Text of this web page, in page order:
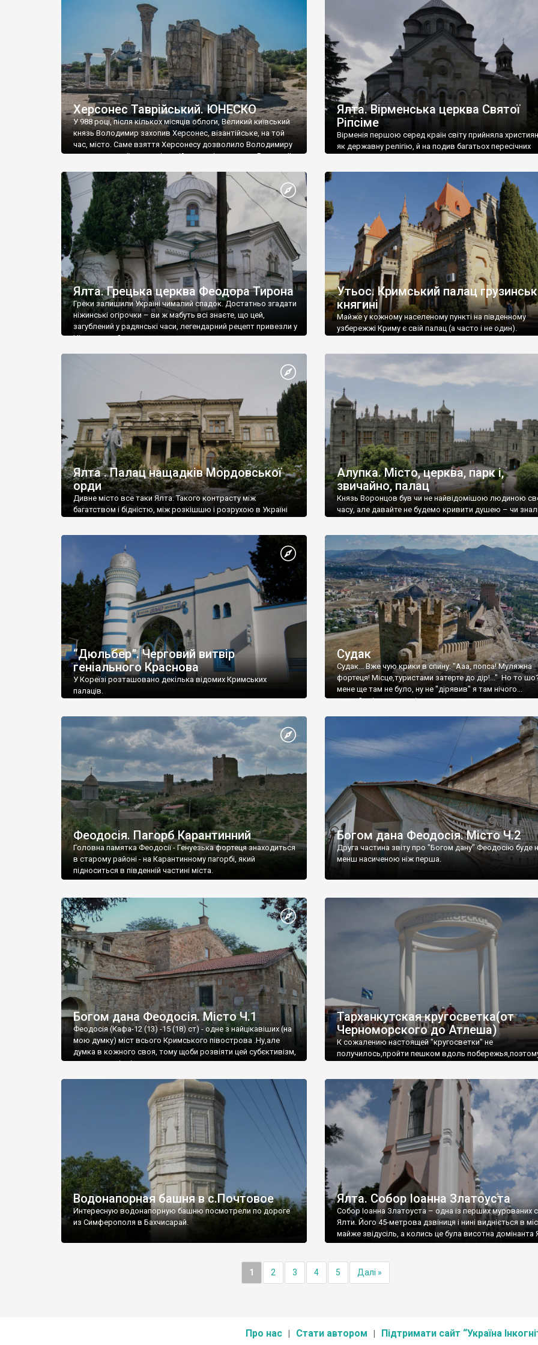
візантійської доби. Раритети викрадені з фондів об’єкту
культурної спадщини ЮНЕСКО «Херсонеса Таврійського».
Офіційно – на виставку «Золото Візантії», але експерти та
влада в Україні вважають це лише […]
називаються «повстяками» (postaki)…” “Вино. Крим
виробляє відмінне вино і його вдосталь: воно все
легке біле і дуже […]
Херсонес Таврійський. ЮНЕСКО
У 988 році, після кількох місяців облоги, Великий київський
князь Володимир захопив Херсонес, візантійське, на той
час, місто. Саме взяття Херсонесу дозволило Володимиру
диктувати свої умови візантійському імператору Василю ІІ,
Херсонесі Володимир-язичник, став Василем-
християнином. А потім було Хрещення Русі. На честь
Херсонесу Таврійського названо місто […]
Ялта. Вірменська церква Святої
Ріпсіме
Вірменія першою серед країн світу прийняла
як державну релігію, й на подив багатьох пересічних
Ялта. Грецька церква Феодора Тирона
Греки залишили Україні чималий спадок. Достатньо згадати
ніжинські огірочки – ви ж мабуть всі знаєте, що цей,
загублений у радянські часи, легендарний рецепт привезли у
Ніжин греки?
Утьос. Кримський палац
княгині
Майже у кожному населеному пункті на південному
узбережжі Криму є свій палац (а часто і не один).
Ялта . Палац нащадків Мордовської
орди
Дивне місто все таки Ялта. Такого контрасту між
багатством і бідністю, між розкішшю і розрухою в Україні
Алупка. Місто, церква, парк і,
звичайно, палац
Князь Воронцов був чи не найвідомішою людиною
часу, але давайте не будемо кривити душею – чи
“Дюльбер”. Черговий витвір
геніального Краснова
У Кореїзі розташовано декілька відомих Кримських
палаців.
Судак
Судак... Вже чую крики в спину: "Ааа, попса! Муляжна
фортеця! Місце,туристами затерте до дір!..." Но то
мене ще там не було, ну не "дірявив" я там нічого...
принаймні до цього літа.
Феодосія. Пагорб Карантинний
Головна памятка Феодосії - Генуезька фортеця знаходиться
в старому районі - на Карантинному пагорбі, який
підноситься в південній частині міста.
Богом дана Феодосія. Місто Ч.2
Друга частина звіту про "Богом дану" Феодосію буде
менш насиченою ніж перша.
Богом дана Феодосія. Місто Ч.1
Феодосія (Кафа-12 (13) -15 (18) ст) - одне з найцікавіших (на
мою думку) міст всього Кримського півострова .Ну,але
думка в кожного своя, тому щоби розвіяти цей субєктивізм,
запрошую відвідати це
Тарханкутская кругосветка(от
Черноморского до Атлеша)
К сожалению настоящей "кругосветки" не
получилось,пройти пешком вдоль
Водонапорная башня в с.Почтовое
Интересную водонапорную башню посмотрели по дороге
из Симферополя в Бахчисарай.
Ялта. Собор Іоанна Златоуста
Собор Іоанна Златоуста – одна із перших мурованих
Ялти. Його 45-метрова дзвіниця і нині видніється в
майже звідусіль, а колись це була висотна домінанта
1 2 3 4 5 Далі »
Про нас Стати автором Підтримати сайт “Україна